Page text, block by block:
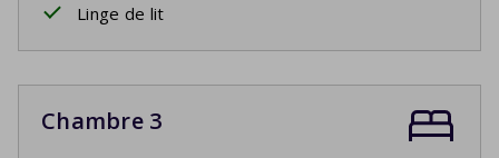
Linge de lit
Chambre 3